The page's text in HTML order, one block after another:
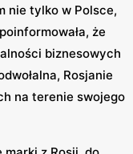
nie tylko w Polsce,
że
biznesowych
Rosjanie
na terenie swojego